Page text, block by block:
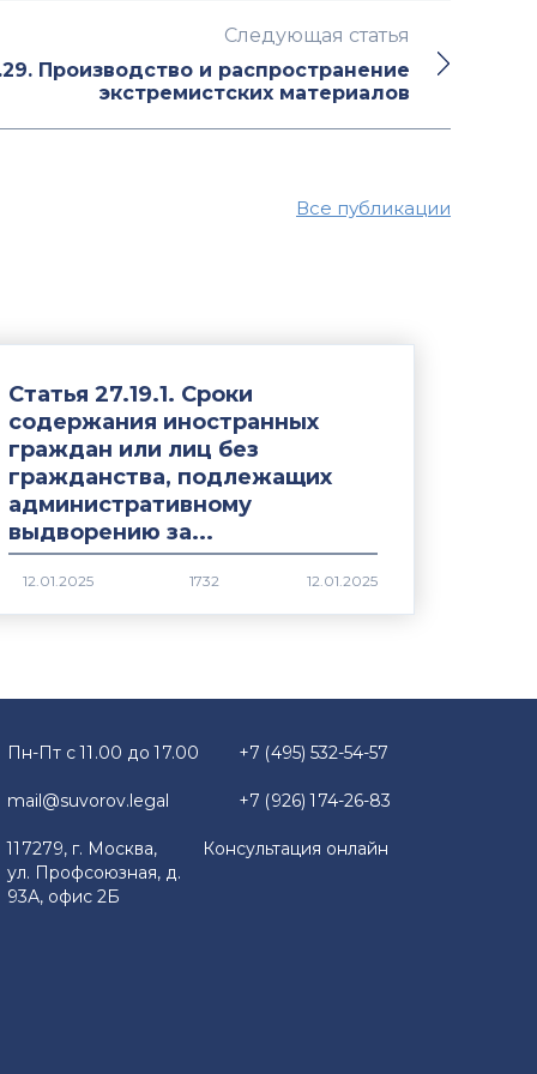
Следующая статья
Производство и распространение
экстремистских материалов
Все публикации
Статья 27.19.1. Сроки
содержания иностранных
граждан или лиц без
гражданства, подлежащих
административному
выдворению за...
1732
Пн-Пт с 11.00 до 17.00
mail@suvorov.legal
117279, г. Москва,
ул. Профсоюзная, д.
93А, офис 2Б
+7 (495) 532-54-57
+7 (926) 174-26-83
Консультация онлайн